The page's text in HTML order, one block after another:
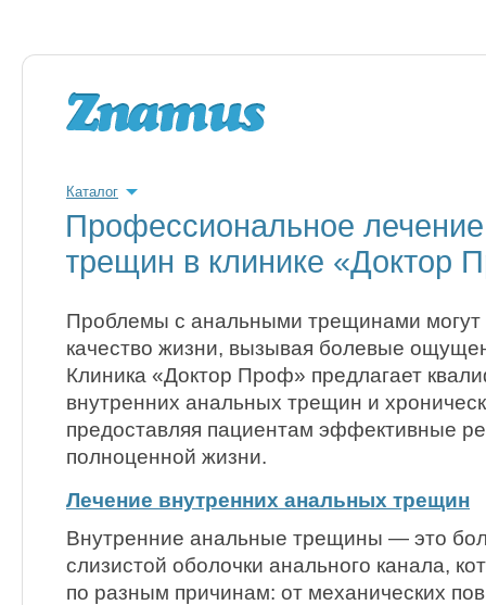
Каталог
Профессиональное
трещин в клинике «Доктор
Проблемы с анальными трещинами могут
качество жизни, вызывая болевые
Клиника «Доктор Проф» предлагает
внутренних анальных трещин и
предоставляя пациентам эффективные
полноценной жизни.
Лечение внутренних анальных трещин
Внутренние анальные трещины — это
слизистой оболочки анального канала,
по разным причинам: от механических